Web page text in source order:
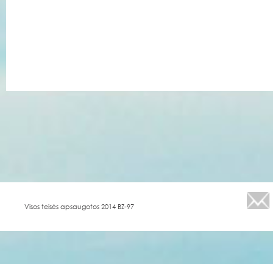
Visos teisės apsaugotos 2014 BZ-97